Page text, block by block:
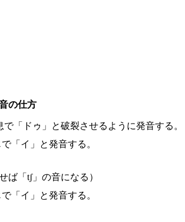
の仕方
「ドゥ」と破裂させるように発音する
「イ」と発音する。
ば「tʃ」の音になる）
「イ」と発音する。